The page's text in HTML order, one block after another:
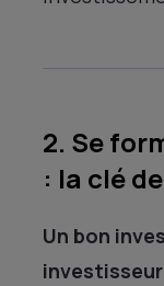
2. Se
: la clé
Un bon